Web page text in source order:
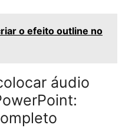
o efeito outline no
áudio